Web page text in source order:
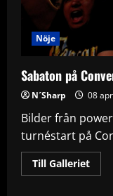
Nöje
Sabaton på
N´Sharp 08
Bilder från
turnéstart på
Till GallerietRead
more